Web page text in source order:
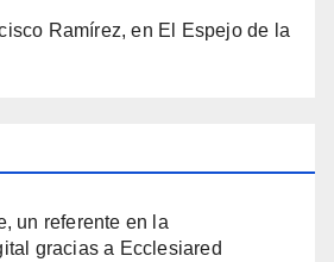
Ramírez, en El Espejo de la
un referente en la
gracias a Ecclesiared